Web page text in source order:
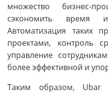
множество бизнес-
сэкономить время
Автоматизация таких
проектами, контроль
управление
более эффективной и
Таким образом, Ubar